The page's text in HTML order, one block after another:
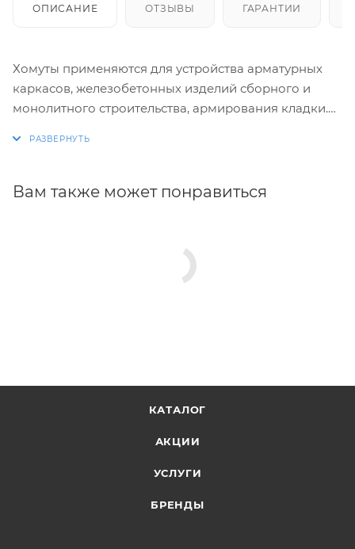
ОПИСАНИЕ ОТЗЫВЫ ГАРАНТИИ
Хомуты применяются для устройства арматурных
каркасов, железобетонных изделий сборного и
монолитного строительства, армирования кладки.
строго выдержаны, благодаря автоматизации
Вам также может понравиться
КАТАЛОГ
АКЦИИ
УСЛУГИ
БРЕНДЫ